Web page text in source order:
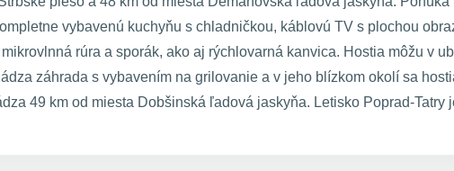
vybavenú kuchyňu s chladničkou, káblovú TV s plochou
rúra a sporák, ako aj rýchlovarná kanvica. Hostia môžu v
záhrada s vybavením na grilovanie a v jeho blízkom okolí sa
49 km od miesta Dobšinská ľadová jaskyňa. Letisko Poprad-Tatry